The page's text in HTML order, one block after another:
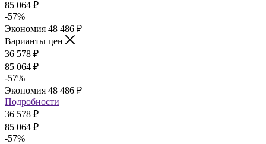
85 064 ₽
-57%
Экономия 48 486 ₽
Варианты цен
36 578 ₽
85 064 ₽
-57%
Экономия 48 486 ₽
Подробности
36 578 ₽
85 064 ₽
-57%